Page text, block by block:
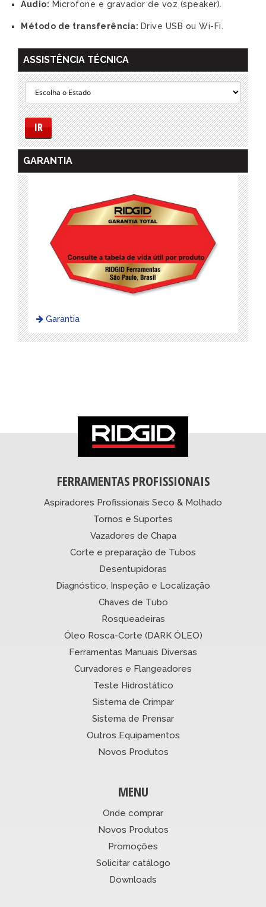
Audio: Microfone e gravador de voz (speaker).
Método de transferência: Drive USB ou Wi-Fi.
ASSISTÊNCIA TÉCNICA
IR
GARANTIA
Garantia
FERRAMENTAS PROFISSIONAIS
Aspiradores Profissionais Seco & Molhado
Tornos e Suportes
Vazadores de Chapa
Corte e preparação de Tubos
Desentupidoras
Diagnóstico, Inspeção e Localização
Chaves de Tubo
Rosqueadeiras
Óleo Rosca-Corte (DARK ÓLEO)
Ferramentas Manuais Diversas
Curvadores e Flangeadores
Teste Hidrostático
Sistema de Crimpar
Sistema de Prensar
Outros Equipamentos
Novos Produtos
MENU
Onde comprar
Novos Produtos
Promoções
Solicitar catálogo
Downloads